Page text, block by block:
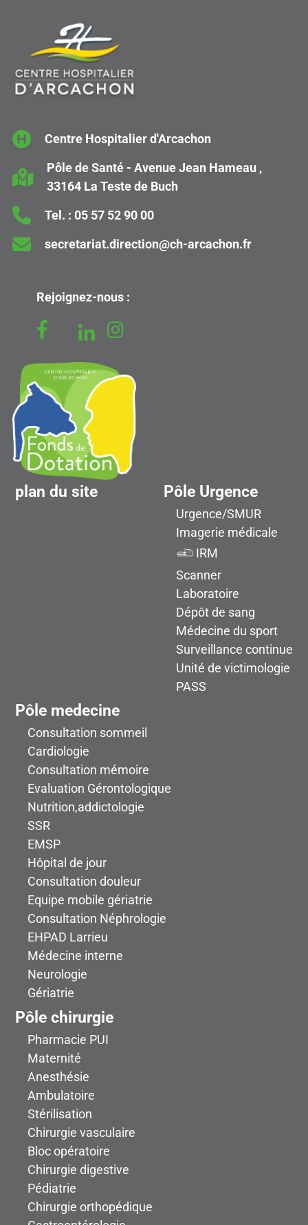
Centre Hospitalier d'Arcachon
Pôle de Santé - Avenue Jean Hameau ,
33164 La Teste de Buch
Tel. : 05 57 52 90 00
secretariat.direction@ch-arcachon.fr
Rejoignez-nous :
plan du site Pôle Urgence
Urgence/SMUR
Imagerie médicale
IRM
Scanner
Laboratoire
Dépôt de sang
Médecine du sport
Surveillance continue
Unité de victimologie
PASS
Pôle medecine
Consultation sommeil
Cardiologie
Consultation mémoire
Evaluation Gérontologique
Nutrition,addictologie
SSR
EMSP
Hôpital de jour
Consultation douleur
Equipe mobile gériatrie
Consultation Néphrologie
EHPAD Larrieu
Médecine interne
Neurologie
Gériatrie
Pôle chirurgie
Pharmacie PUI
Maternité
Anesthésie
Ambulatoire
Stérilisation
Chirurgie vasculaire
Bloc opératoire
Chirurgie digestive
Pédiatrie
Chirurgie orthopédique